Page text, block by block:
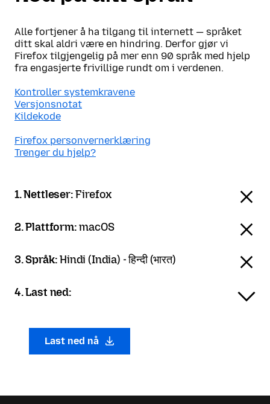
Alle fortjener å ha tilgang til internett — språket
ditt skal aldri være en hindring. Derfor gjør vi
Firefox tilgjengelig på mer enn 90 språk med hjelp
fra engasjerte frivillige rundt om i verdenen.
Kontroller systemkravene
Versjonsnotat
Kildekode
Firefox personvernerklæring
Trenger du hjelp?
1. Nettleser:Firefox
2. Plattform:macOS
3. Språk:Hindi (India) - हिन्दी (भारत)
4. Last ned:
Last ned nå